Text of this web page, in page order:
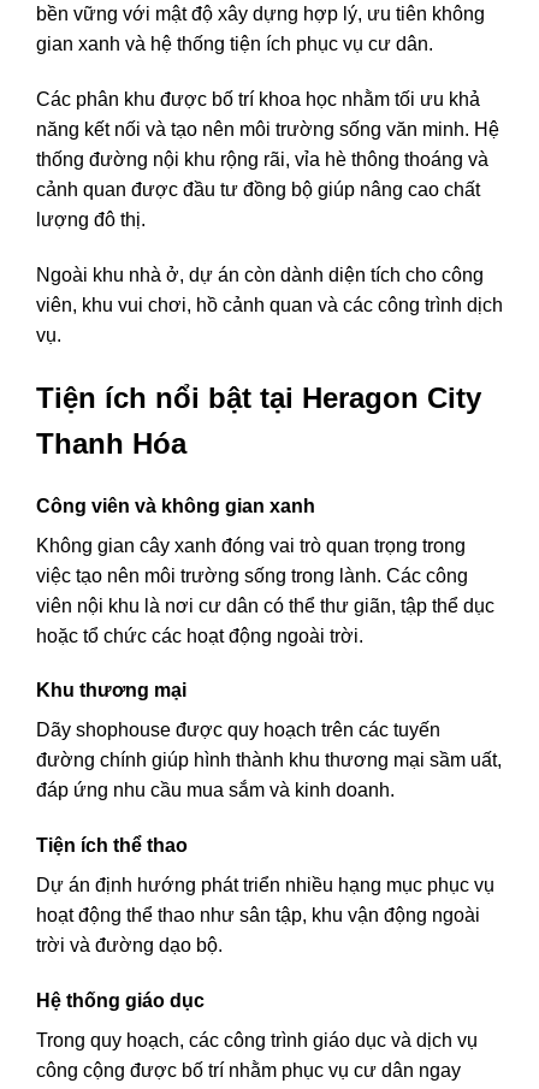
bền vững với mật độ xây dựng hợp lý, ưu tiên không
gian xanh và hệ thống tiện ích phục vụ cư dân.
Các phân khu được bố trí khoa học nhằm tối ưu khả
năng kết nối và tạo nên môi trường sống văn minh. Hệ
thống đường nội khu rộng rãi, vỉa hè thông thoáng và
cảnh quan được đầu tư đồng bộ giúp nâng cao chất
lượng đô thị.
Ngoài khu nhà ở, dự án còn dành diện tích cho công
viên, khu vui chơi, hồ cảnh quan và các công trình dịch
vụ.
Tiện ích nổi bật tại Heragon City
Thanh Hóa
Công viên và không gian xanh
Không gian cây xanh đóng vai trò quan trọng trong
việc tạo nên môi trường sống trong lành. Các công
viên nội khu là nơi cư dân có thể thư giãn, tập thể dục
hoặc tổ chức các hoạt động ngoài trời.
Khu thương mại
Dãy shophouse được quy hoạch trên các tuyến
đường chính giúp hình thành khu thương mại sầm uất,
đáp ứng nhu cầu mua sắm và kinh doanh.
Tiện ích thể thao
Dự án định hướng phát triển nhiều hạng mục phục vụ
hoạt động thể thao như sân tập, khu vận động ngoài
trời và đường dạo bộ.
Hệ thống giáo dục
Trong quy hoạch, các công trình giáo dục và dịch vụ
công cộng được bố trí nhằm phục vụ cư dân ngay